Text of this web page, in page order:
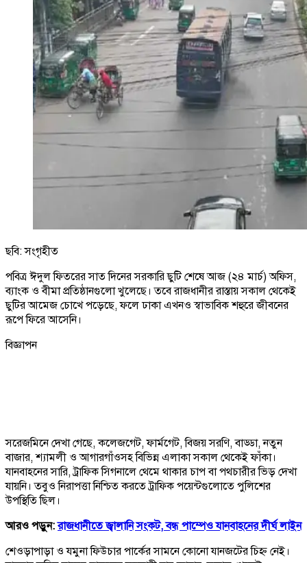
ছবি: সংগৃহীত
পবিত্র ঈদুল ফিতরের সাত দিনের সরকারি ছুটি শেষে আজ (২৪ মার্চ) অফিস,
ব্যাংক ও বীমা প্রতিষ্ঠানগুলো খুলেছে। তবে রাজধানীর রাস্তায় সকাল থেকেই
ছুটির আমেজ চোখে পড়েছে, ফলে ঢাকা এখনও স্বাভাবিক শহুরে জীবনের
রূপে ফিরে আসেনি।
বিজ্ঞাপন
সরেজমিনে দেখা গেছে, কলেজগেট, ফার্মগেট, বিজয় সরণি, বাড্ডা, নতুন
বাজার, শ্যামলী ও আগারগাঁওসহ বিভিন্ন এলাকা সকাল থেকেই ফাঁকা।
যানবাহনের সারি, ট্রাফিক সিগনালে থেমে থাকার চাপ বা পথচারীর ভিড় দেখা
যায়নি। তবুও নিরাপত্তা নিশ্চিত করতে ট্রাফিক পয়েন্টগুলোতে পুলিশের
উপস্থিতি ছিল।
আরও পড়ুন:রাজধানীতে জ্বালানি সংকট, বন্ধ পাম্পেও যানবাহনের দীর্ঘ লাইন
শেওড়াপাড়া ও যমুনা ফিউচার পার্কের সামনে কোনো যানজটের চিহ্ন নেই।